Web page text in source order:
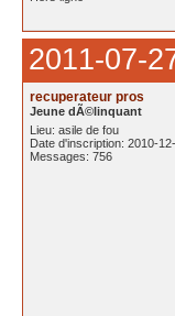
2011-07-
recuperateur pros
Jeune dÃ©linquant
Lieu: asile de fou
Date d'inscription: 2010-
Messages: 756